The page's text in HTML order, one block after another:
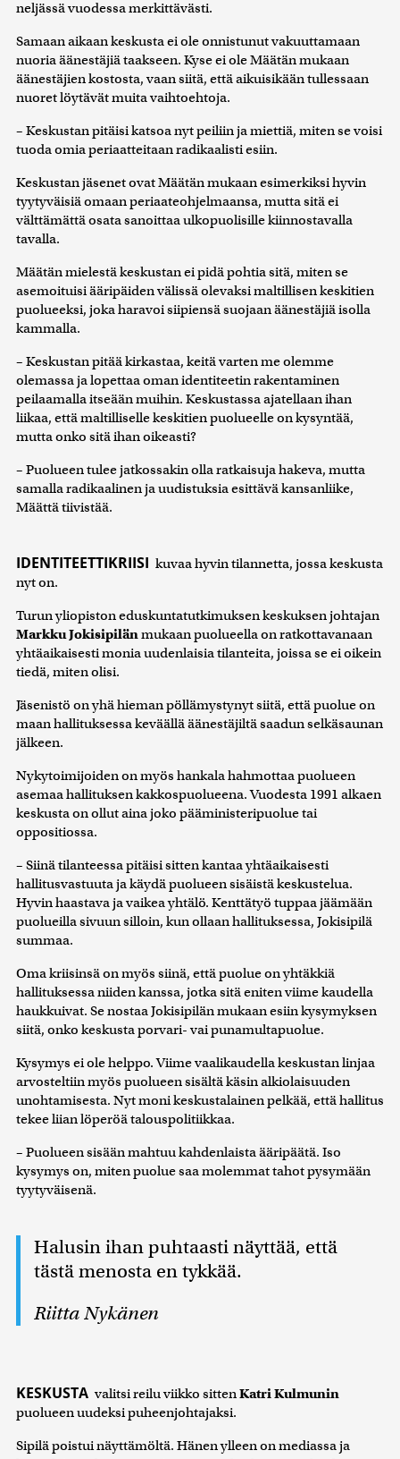
kerätty, kun olet käyttänyt heidän palvelujaan. Tietoja
saatetaan myös siirtää ulkomaille.
neljässä vuodessa merkittävästi.
Samaan aikaan keskusta ei ole onnistunut vakuuttamaan
nuoria äänestäjiä taakseen. Kyse ei ole Määtän mukaan
äänestäjien kostosta, vaan siitä, että aikuisikään tullessaan
nuoret löytävät muita vaihtoehtoja.
– Keskustan pitäisi katsoa nyt peiliin ja miettiä, miten se voisi
tuoda omia periaatteitaan radikaalisti esiin.
Keskustan jäsenet ovat Määtän mukaan esimerkiksi hyvin
tyytyväisiä omaan periaateohjelmaansa, mutta sitä ei
välttämättä osata sanoittaa ulkopuolisille kiinnostavalla
tavalla.
Määtän mielestä keskustan ei pidä pohtia sitä, miten se
asemoituisi ääripäiden välissä olevaksi maltillisen keskitien
puolueeksi, joka haravoi siipiensä suojaan äänestäjiä isolla
kammalla.
– Keskustan pitää kirkastaa, keitä varten me olemme
olemassa ja lopettaa oman identiteetin rakentaminen
peilaamalla itseään muihin. Keskustassa ajatellaan ihan
liikaa, että maltilliselle keskitien puolueelle on kysyntää,
mutta onko sitä ihan oikeasti?
– Puolueen tulee jatkossakin olla ratkaisuja hakeva, mutta
samalla radikaalinen ja uudistuksia esittävä kansanliike,
Määttä tiivistää.
IDENTITEETTIKRIISI kuvaa hyvin tilannetta, jossa keskusta
nyt on.
Turun yliopiston eduskuntatutkimuksen keskuksen johtajan
Markku Jokisipilänmukaan puolueella on ratkottavanaan
yhtäaikaisesti monia uudenlaisia tilanteita, joissa se ei oikein
tiedä, miten olisi.
Jäsenistö on yhä hieman pöllämystynyt siitä, että puolue on
maan hallituksessa keväällä äänestäjiltä saadun selkäsaunan
jälkeen.
Nykytoimijoiden on myös hankala hahmottaa puolueen
asemaa hallituksen kakkospuolueena. Vuodesta 1991 alkaen
keskusta on ollut aina joko pääministeripuolue tai
oppositiossa.
– Siinä tilanteessa pitäisi sitten kantaa yhtäaikaisesti
hallitusvastuuta ja käydä puolueen sisäistä keskustelua.
Hyvin haastava ja vaikea yhtälö. Kenttätyö tuppaa jäämään
puolueilla sivuun silloin, kun ollaan hallituksessa, Jokisipilä
summaa.
Oma kriisinsä on myös siinä, että puolue on yhtäkkiä
hallituksessa niiden kanssa, jotka sitä eniten viime kaudella
haukkuivat. Se nostaa Jokisipilän mukaan esiin kysymyksen
siitä, onko keskusta porvari- vai punamultapuolue.
Kysymys ei ole helppo. Viime vaalikaudella keskustan linjaa
arvosteltiin myös puolueen sisältä käsin alkiolaisuuden
unohtamisesta. Nyt moni keskustalainen pelkää, että hallitus
tekee liian löperöä talouspolitiikkaa.
– Puolueen sisään mahtuu kahdenlaista ääripäätä. Iso
kysymys on, miten puolue saa molemmat tahot pysymään
tyytyväisenä.
Halusin ihan puhtaasti näyttää, että
tästä menosta en tykkää.
Riitta Nykänen
KESKUSTA valitsi reilu viikko sittenKatri Kulmunin
puolueen uudeksi puheenjohtajaksi.
Sipilä poistui näyttämöltä. Hänen ylleen on mediassa ja